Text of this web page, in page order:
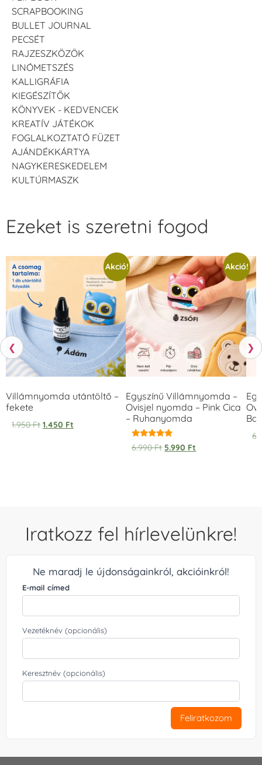
SCRAPBOOKING
BULLET JOURNAL
PECSÉT
RAJZESZKÖZÖK
LINÓMETSZÉS
KALLIGRÁFIA
KIEGÉSZÍTŐK
KÖNYVEK - KEDVENCEK
KREATÍV JÁTÉKOK
FOGLALKOZTATÓ FÜZET
AJÁNDÉKKÁRTYA
NAGYKERESKEDELEM
KULTÚRMASZK
❮
Ezeket is szeretni fogod
Akció!
Villámnyomda utántöltő –
fekete
1.950Ft 1.450 Ft
Akció!
Egyszínű Villámnyomda –
Ovisjel nyomda – Pink Cica
– Ruhanyomda
Értékelés:
5.00
6.990Ft 5.990 Ft
❯
Iratkozz fel hírlevelünkre!
Ne maradj le újdonságainkról, akcióinkról!
E-mail címed
Vezetéknév (opcionális)
Keresztnév (opcionális)
Feliratkozom